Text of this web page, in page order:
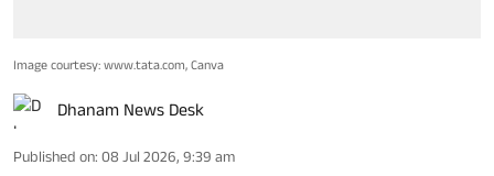
Image courtesy: www.tata.com, Canva
Dhanam News Desk
Published on: 08 Jul 2026, 9:39 am